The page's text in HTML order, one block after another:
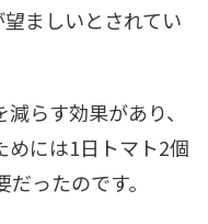
望ましいとされてい
らす効果があり、
めには1日トマト2個
ったのです。